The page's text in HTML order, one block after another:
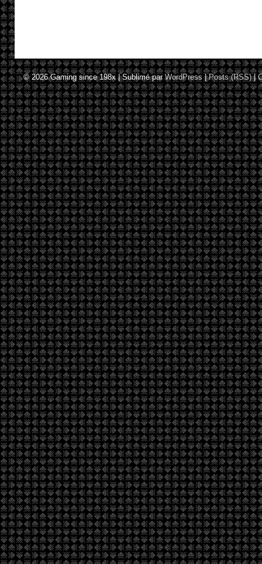
© 2026Gaming since 198x|Sublimé parWordPress |Posts (RSS)|